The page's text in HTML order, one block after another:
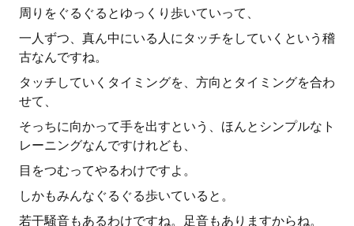
周りをぐるぐるとゆっくり歩いていって、
一人ずつ、真ん中にいる人にタッチをしていくという稽
古なんですね。
タッチしていくタイミングを、方向とタイミングを合わ
せて、
そっちに向かって手を出すという、ほんとシンプルなト
レーニングなんですけれども、
目をつむってやるわけですよ。
しかもみんなぐるぐる歩いていると。
若干騒音もあるわけですね。足音もありますからね。